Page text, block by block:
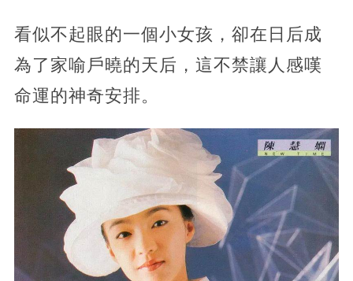
看似不起眼的一個小女孩，卻在日后成
為了家喻戶曉的天后，這不禁讓人感嘆
命運的神奇安排。